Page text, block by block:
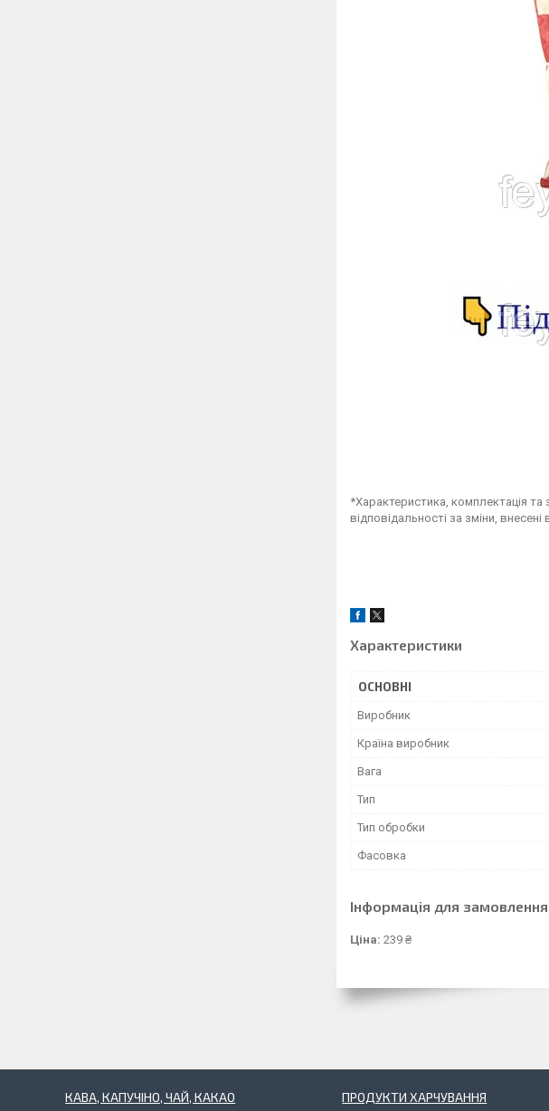
*Характеристика, комплектація
відповідальності за зміни,
Характеристики
ОСНОВНІ
Виробник
Країна виробник
Вага
Тип
Тип обробки
Фасовка
Інформація для замовлення
Ціна: 239 ₴
КАВА, КАПУЧІНО, ЧАЙ, КАКАО ПРОДУКТИ ХАРЧУВАННЯ